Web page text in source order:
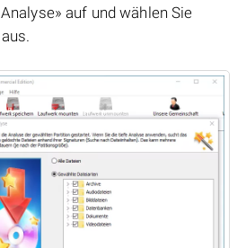
auf und wählen Sie